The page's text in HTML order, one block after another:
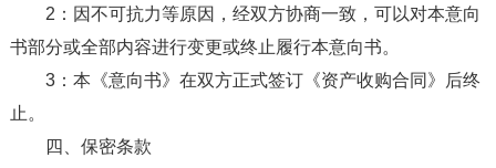
2：因不可抗力等原因，经双方协商一致，可以对本意向
书部分或全部内容进行变更或终止履行本意向书。
3：本《意向书》在双方正式签订《资产收购合同》后终
止。
四、保密条款